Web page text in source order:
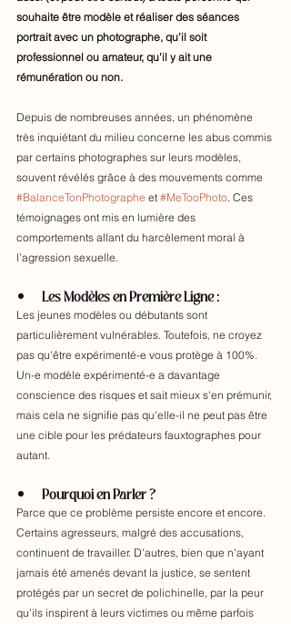
souhaite être modèle et réaliser des séances
portrait avec un photographe, qu'il soit
professionnel ou amateur, qu'il y ait une
rémunération ou non.
Depuis de nombreuses années, un phénomène
très inquiétant du milieu concerne les abus commis
par certains photographes sur leurs modèles,
souvent révélés grâce à des mouvements comme
#BalanceTonPhotographe et #MeTooPhoto . Ces
témoignages ont mis en lumière des
comportements allant du harcèlement moral à
l’agression sexuelle.
Les Modèles en Première Ligne :
Les jeunes modèles ou débutants sont
particulièrement vulnérables. Toutefois, ne croyez
pas qu'être expérimenté-e vous protège à 100%.
Un-e modèle expérimenté-e a davantage
conscience des risques et sait mieux s'en prémunir,
mais cela ne signifie pas qu'elle-il ne peut pas être
une cible pour les prédateurs fauxtographes pour
autant.
Pourquoi en Parler ?
Parce que ce problème persiste encore et encore.
Certains agresseurs, malgré des accusations,
continuent de travailler. D'autres, bien que n'ayant
jamais été amenés devant la justice, se sentent
protégés par un secret de polichinelle, par la peur
qu'ils inspirent à leurs victimes ou même parfois